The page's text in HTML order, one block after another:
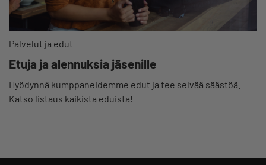
Palvelut ja edut
Etuja ja alennuksia jäsenille
Hyödynnä kumppaneidemme edut ja tee selvää säästöä.
Katso listaus kaikista eduista!